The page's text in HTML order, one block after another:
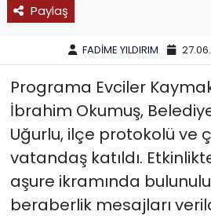
Paylaş
FADİME YILDIRIM
Programa Evciler
İbrahim Okumuş,
Uğurlu, ilçe protokolü ve
vatandaş katıldı.
aşure ikramında
beraberlik mesajları